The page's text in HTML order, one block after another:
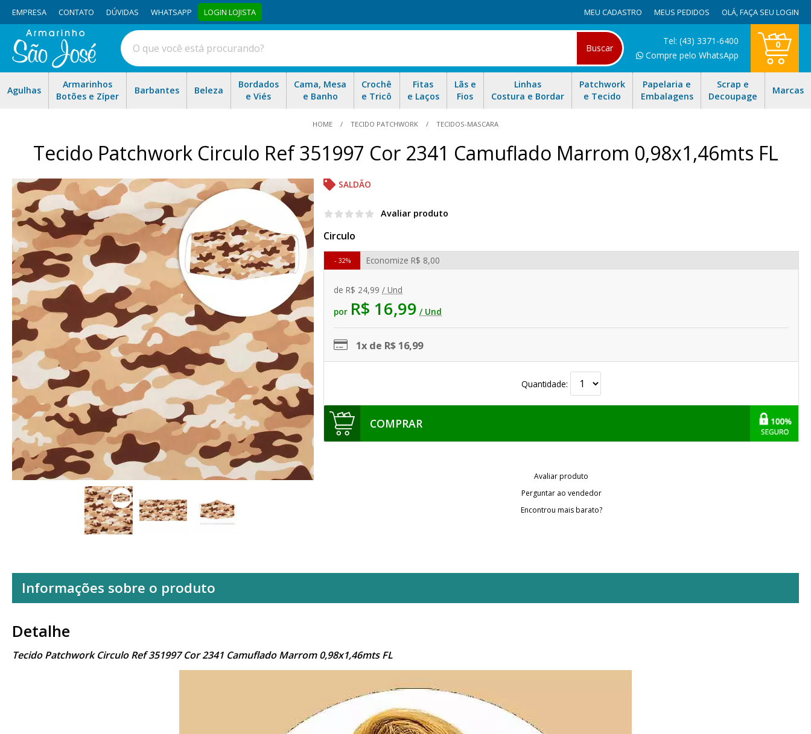
EMPRESA CONTATO DÚVIDAS WHATSAPP LOGIN LOJISTA MEU CADASTRO MEUS PEDIDOS OLÁ,FAÇA SEU LOGIN
Buscar
Tel: (43) 3371-6400
Compre pelo WhatsApp
0
Agulhas
Armarinhos
Botões e Zíper
Barbantes Beleza
Bordados
e Viés
Cama, Mesa
e Banho
Crochê
e Tricô
Fitas
e Laços
Lãs e
Fios
Linhas
Costura e Bordar
Patchwork
e Tecido
Papelaria e
Embalagens
Scrap e
Decoupage
Marcas
HOME TECIDO PATCHWORK TECIDOS-MASCARA
Tecido Patchwork Circulo Ref 351997 Cor 2341 Camuflado Marrom 0,98x1,46mts FL
SALDÃO
Avaliar produto
Circulo
de R$ 24,99 / Und
por R$ 16,99 / Und
Economize R$ 8,00
32%
1x de R$ 16,99
Quantidade:
COMPRAR
Avaliar produto
Perguntar ao vendedor
Encontrou mais barato?
Informações sobre o produto
Detalhe
Tecido Patchwork Circulo Ref 351997 Cor 2341 Camuflado Marrom 0,98x1,46mts FL